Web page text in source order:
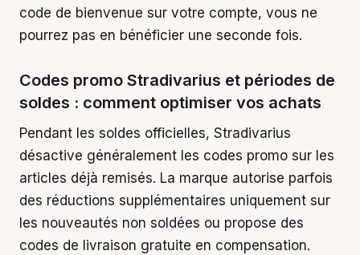
code de bienvenue sur votre compte, vous ne
pourrez pas en bénéficier une seconde fois.
Codes promo Stradivarius et périodes de
soldes : comment optimiser vos achats
Pendant les soldes officielles, Stradivarius
désactive généralement les codes promo sur les
articles déjà remisés. La marque autorise parfois
des réductions supplémentaires uniquement sur
les nouveautés non soldées ou propose des
codes de livraison gratuite en compensation.